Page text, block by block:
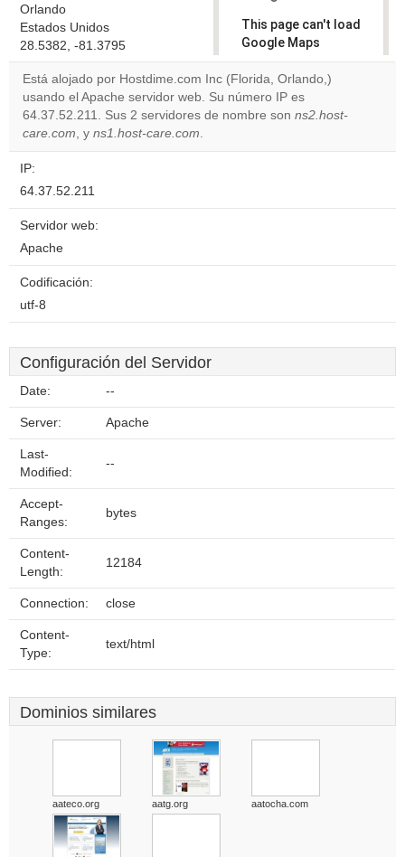
Orlando
Estados Unidos
28.5382, -81.3795
This page can't load
Google Maps
correctly.
Do you
own this
OK
Está alojado por Hostdime.com Inc (Florida, Orlando,)
usando el Apache servidor web. Su número IP es
64.37.52.211. Sus 2 servidores de nombre son ns2.host-
care.com, y ns1.host-care.com.
IP:
64.37.52.211
Servidor web:
Apache
Codificación:
utf-8
Configuración del Servidor
Date: --
Server: Apache
Last-
Modified:
--
Accept-
Ranges:
bytes
Content-
Length:
12184
Connection: close
Content-
Type:
text/html
Dominios similares
aateco.org aatg.org aatocha.com